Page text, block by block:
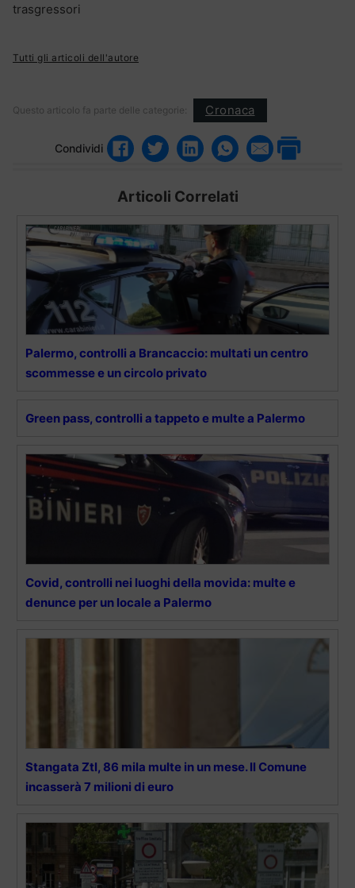
trasgressori
Tutti gli articoli dell'autore
Questo articolo fa parte delle categorie: Cronaca
Condividi
Articoli Correlati
Palermo, controlli a Brancaccio: multati un centro
scommesse e un circolo privato
Green pass, controlli a tappeto e multe a Palermo
Covid, controlli nei luoghi della movida: multe e
denunce per un locale a Palermo
Stangata Ztl, 86 mila multe in un mese. Il Comune
incasserà 7 milioni di euro